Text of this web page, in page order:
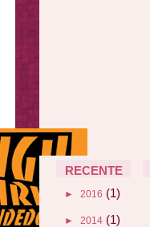
RECENTE
► 2016 (1)
► 2014 (1)